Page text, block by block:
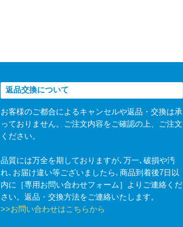
返品交換について
お客様のご都合によるキャンセルや返品・交換は承
っておりません。ご注文内容をご確認の上、ご注文
ください。
品質には万全を期しておりますが､万一､破損や汚
れ､お届け違い等ございましたら､商品到着後7日以
内に［専用お問い合わせフォーム］よりご連絡くだ
さい。返品・交換方法をご連絡いたします。
>>お問い合わせはこちらから